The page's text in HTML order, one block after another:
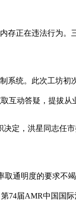
正在违法行为。
统。此次工坊初
互动答疑，提拔
，洪星同志任
明度的要求不
74届AMR中国国